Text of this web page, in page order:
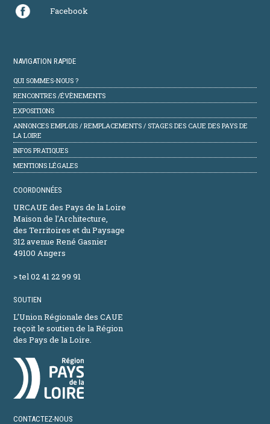
Facebook
NAVIGATION RAPIDE
QUI SOMMES-NOUS ?
RENCONTRES /ÉVÈNEMENTS
EXPOSITIONS
ANNONCES EMPLOIS / REMPLACEMENTS / STAGES DES CAUE DES PAYS DE
LA LOIRE
INFOS PRATIQUES
MENTIONS LÉGALES
COORDONNÉES
URCAUE des Pays de la Loire
Maison de l'Architecture,
des Territoires et du Paysage
312 avenue René Gasnier
49100 Angers
> tel 02 41 22 99 91
SOUTIEN
L’Union Régionale des CAUE
reçoit le soutien de la Région
des Pays de la Loire.
CONTACTEZ-NOUS